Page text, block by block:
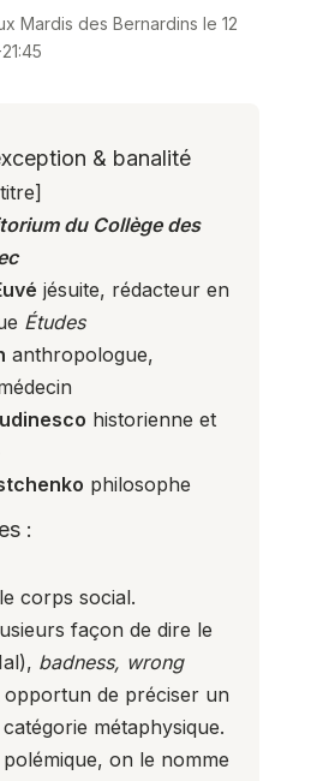
Mardis des Bernardins le 12
& banalité
]
du Collège des
jésuite, rédacteur en
Études
anthropologue,
historienne et
philosophe
:
corps social.
façon de dire le
badness, wrong
opportun de préciser un
métaphysique.
on le nomme